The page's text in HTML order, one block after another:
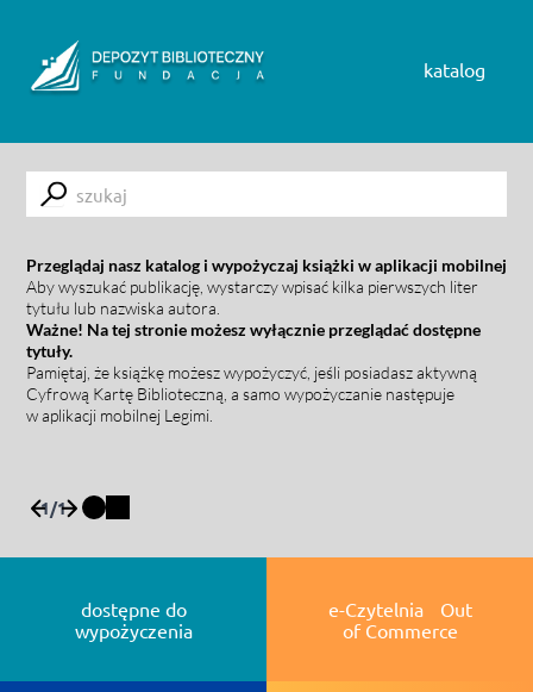
katalog
Submit
Przeglądaj nasz katalog i wypożyczaj książki w aplikacji mobilnej
Aby wyszukać publikację, wystarczy wpisać kilka pierwszych liter
tytułu lub nazwiska autora.
Ważne! Na tej stronie możesz wyłącznie przeglądać dostępne
tytuły.
Pamiętaj, że książkę możesz wypożyczyć, jeśli posiadasz aktywną
Cyfrową Kartę Biblioteczną, a samo wypożyczanie następuje
w aplikacji mobilnej Legimi.
1/1
dostępne do
wypożyczenia
e-Czytelnia Out
of Commerce